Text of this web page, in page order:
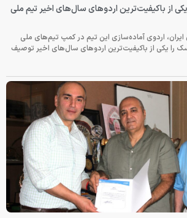
از باکیفیت‌ترین اردوهای سال‌های اخیر تیم ملی
اردوی آماده‌سازی این تیم در کمپ تیم‌های ملی
را یکی از باکیفیت‌ترین اردوهای سال‌های اخیر توصیف